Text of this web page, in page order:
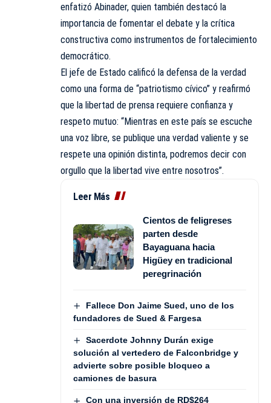
enfatizó Abinader, quien también destacó la
importancia de fomentar el debate y la crítica
constructiva como instrumentos de fortalecimiento
democrático.
El jefe de Estado calificó la defensa de la verdad
como una forma de “patriotismo cívico” y reafirmó
que la libertad de prensa requiere confianza y
respeto mutuo: “Mientras en este país se escuche
una voz libre, se publique una verdad valiente y se
respete una opinión distinta, podremos decir con
orgullo que la libertad vive entre nosotros”.
Leer Más
Cientos de feligreses
parten desde
Bayaguana hacia
Higüey en tradicional
peregrinación
Fallece Don Jaime Sued, uno de los
fundadores de Sued & Fargesa
Sacerdote Johnny Durán exige
solución al vertedero de Falconbridge y
advierte sobre posible bloqueo a
camiones de basura
Con una inversión de RD$264